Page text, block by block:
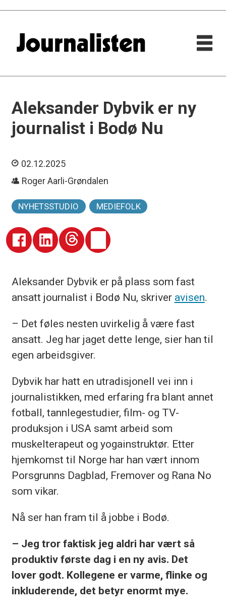
Aleksander Dybvik er ny
journalist i Bodø Nu
02.12.2025
Roger Aarli-Grøndalen
NYHETSSTUDIO MEDIEFOLK
Aleksander Dybvik er på plass som fast
ansatt journalist i Bodø Nu, skriver avisen.
– Det føles nesten uvirkelig å være fast
ansatt. Jeg har jaget dette lenge, sier han til
egen arbeidsgiver.
Dybvik har hatt en utradisjonell vei inn i
journalistikken, med erfaring fra blant annet
fotball, tannlegestudier, film- og TV-
produksjon i USA samt arbeid som
muskelterapeut og yogainstruktør. Etter
hjemkomst til Norge har han vært innom
Porsgrunns Dagblad, Fremover og Rana No
som vikar.
Nå ser han fram til å jobbe i Bodø.
– Jeg tror faktisk jeg aldri har vært så
produktiv første dag i en ny avis. Det
lover godt. Kollegene er varme, flinke og
inkluderende, det betyr enormt mye.